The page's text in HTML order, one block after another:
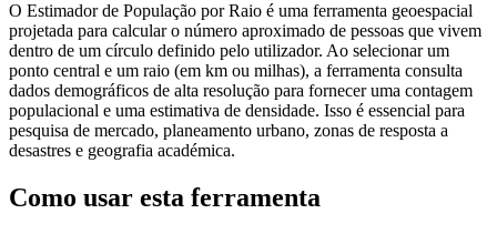
O Estimador de População por Raio é uma ferramenta geoespacial
projetada para calcular o número aproximado de pessoas que vivem
dentro de um círculo definido pelo utilizador. Ao selecionar um
ponto central e um raio (em km ou milhas), a ferramenta consulta
dados demográficos de alta resolução para fornecer uma contagem
populacional e uma estimativa de densidade. Isso é essencial para
pesquisa de mercado, planeamento urbano, zonas de resposta a
desastres e geografia académica.
Como usar esta ferramenta